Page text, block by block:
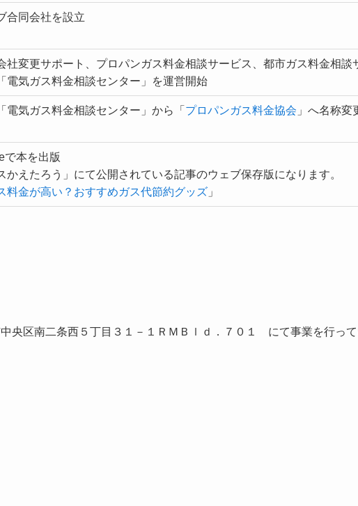
合同会社を設立
社変更サポート、プロパンガス料金相談サービス、都市ガス料金相談
電気ガス料金相談センター」を運営開始
電気ガス料金相談センター」から「 プロパンガス料金協会 」へ名称変
で本を出版
えたろう」にて公開されている記事のウェブ保存版になります。
料金が高い？おすすめガス代節約グッズ 」
央区南二条西５丁目３１－１ＲＭＢｌｄ．７０１ にて事業を行って